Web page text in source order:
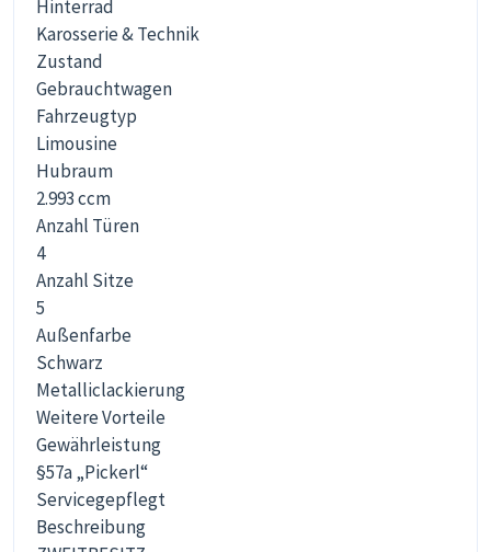
Hinterrad
Karosserie & Technik
Zustand
Gebrauchtwagen
Fahrzeugtyp
Limousine
Hubraum
2.993 ccm
Anzahl Türen
4
Anzahl Sitze
5
Außenfarbe
Schwarz
Metallic­lackierung
Weitere Vorteile
Gewährleistung
§57a „Pickerl“
Servicegepflegt
Beschreibung